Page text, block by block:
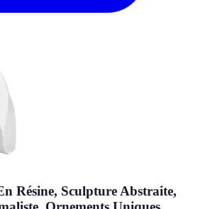
Résine, Sculpture Abstraite,